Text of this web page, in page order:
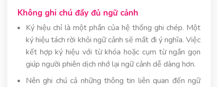
Không ghi chú đầy đủ ngữ cảnh
Ký hiệu chỉ là một phần của hệ thống ghi chép. Một
ký hiệu tách rời khỏi ngữ cảnh sẽ mất đi ý nghĩa. Việc
kết hợp ký hiệu với từ khóa hoặc cụm từ ngắn gọn
giúp người phiên dịch nhớ lại ngữ cảnh dễ dàng hơn.
Nên ghi chú cả những thông tin liên quan đến ngữ